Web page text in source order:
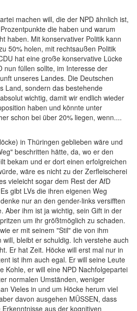
machen will, die der NPD ähnlich ist,
die haben und warum
haben. Mit konservativer Politik kann
50% holen, mit rechtsaußen Politik
hat eine große konservative Lücke
nun füllen sollte, im Interesse der
unseres Landes. Die Deutschen
Land, sondern das bestehende
wichtig, damit wir endlich wieder
haben und könnte unter
schon bei über 20% liegen, wenn....
in Thüringen geblieben wäre und
beschritten hätte, da, wo er den
bekam und er dort einen erfolgreichen
wäre es nicht zu der Zerfleischerei
vieleicht sogar dem Rest der AfD
gibt LVs die ihren eigenen Weg
nur an den gender-links versifften
Aber ihm ist ja wichtig, sein Gift in der
um ihr größtmöglich zu schaden.
er mit seinem "Stil" die von ihm
bleibt er schuldig. Ich verstehe auch
Er hat Zeit. Höcke will erst mal nur in
ist ihm auch egal. Er will seine Leute
Kohle, er will eine NPD Nachfolgepartei
normalen Umständen, weniger
Vieles in und um Höcke herum viel
davon ausgehen MÜSSEN, dass
aus der kognitiven